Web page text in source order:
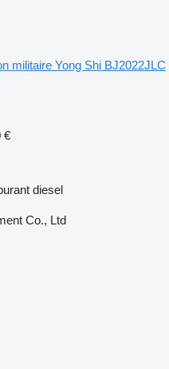
militaire Yong Shi BJ2022JLC
€
diesel
Co., Ltd